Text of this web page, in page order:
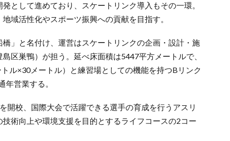
として進めており、スケートリンク導入もその一環。
域活性化やスポーツ振興への貢献を目指す。
」と名付け、運営はスケートリンクの企画・設計・施
区巣鴨）が担う。延べ床面積は5447平方メートルで、
ル×30メートル）と練習場としての機能を持つBリンク
年営業する。
開校、国際大会で活躍できる選手の育成を行うアスリ
術向上や環境支援を目的とするライフコースの2コー